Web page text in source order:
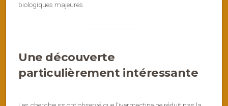
biologiques majeures.
Une découverte
particulièrement intéressante